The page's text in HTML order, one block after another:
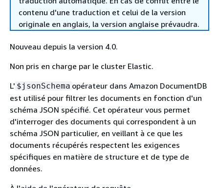
contenu d'une traduction et celui de la version
originale en anglais, la version anglaise prévaudra.
Nouveau depuis la version 4.0.
Non pris en charge par le cluster Elastic.
L' $jsonSchema opérateur dans Amazon DocumentDB
est utilisé pour filtrer les documents en fonction d'un
schéma JSON spécifié. Cet opérateur vous permet
d'interroger des documents qui correspondent à un
schéma JSON particulier, en veillant à ce que les
documents récupérés respectent les exigences
spécifiques en matière de structure et de type de
données.